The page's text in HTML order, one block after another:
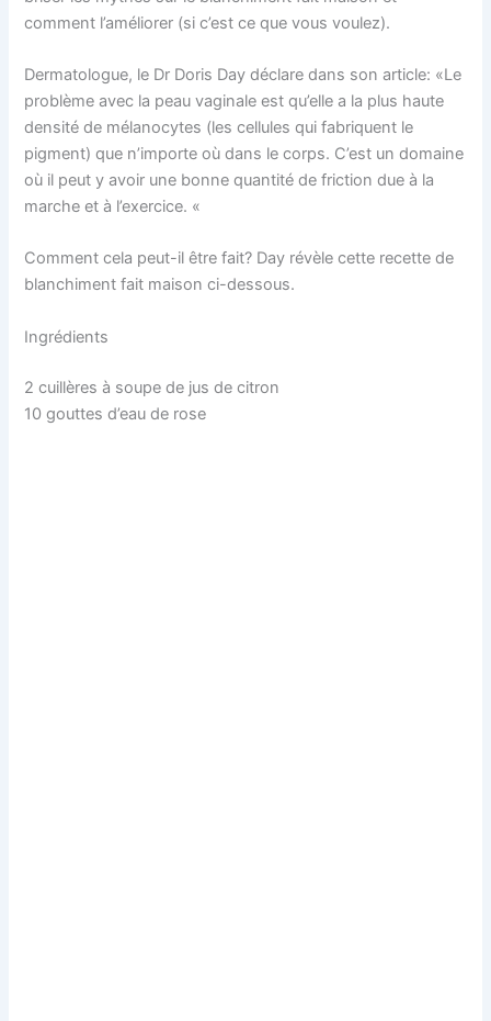
comment l’améliorer (si c’est ce que vous voulez).
Dermatologue, le Dr Doris Day déclare dans son article: «Le
problème avec la peau vaginale est qu’elle a la plus haute
densité de mélanocytes (les cellules qui fabriquent le
pigment) que n’importe où dans le corps. C’est un domaine
où il peut y avoir une bonne quantité de friction due à la
marche et à l’exercice. «
Comment cela peut-il être fait? Day révèle cette recette de
blanchiment fait maison ci-dessous.
Ingrédients
2 cuillères à soupe de jus de citron
10 gouttes d’eau de rose